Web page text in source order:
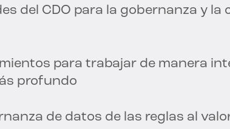
del CDO para la gobernanza y la
para trabajar de manera
profundo
de datos de las reglas al